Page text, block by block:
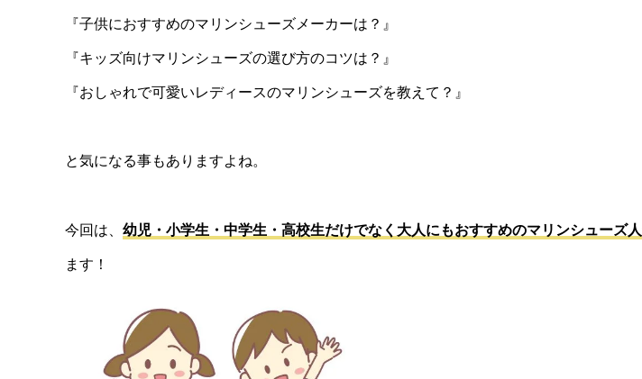
『子供におすすめのマリンシューズメーカーは？』
『キッズ向けマリンシューズの選び方のコツは？』
『おしゃれで可愛いレディースのマリンシューズを教えて？』
と気になる事もありますよね。
今回は、 幼児・小学生・中学生・高校生だけでなく大人にもおすすめのマリンシューズ
ます！